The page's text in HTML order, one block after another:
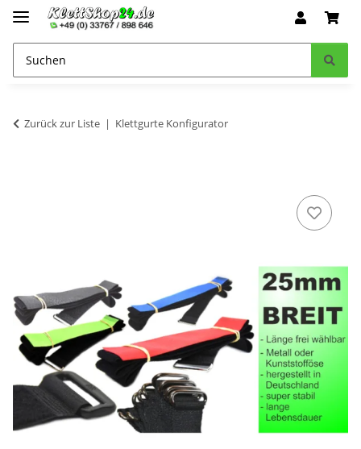
Zurück zur Liste Klettgurte Konfigurator